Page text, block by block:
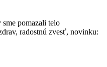
pomazali telo
radostnú zvesť, novinku: